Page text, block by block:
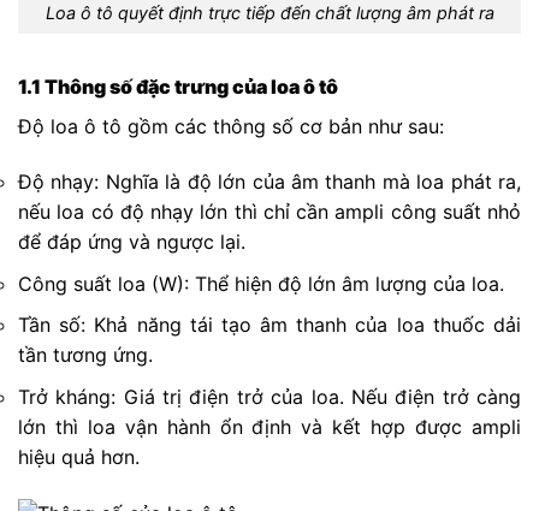
Loa ô tô quyết định trực tiếp đến chất lượng âm phát ra
1.1 Thông số đặc trưng của loa ô tô
Độ loa ô tô gồm các thông số cơ bản như sau:
Độ nhạy: Nghĩa là độ lớn của âm thanh mà loa phát ra,
nếu loa có độ nhạy lớn thì chỉ cần ampli công suất nhỏ
để đáp ứng và ngược lại.
Công suất loa (W): Thể hiện độ lớn âm lượng của loa.
Tần số: Khả năng tái tạo âm thanh của loa thuốc dải
tần tương ứng.
Trở kháng: Giá trị điện trở của loa. Nếu điện trở càng
lớn thì loa vận hành ổn định và kết hợp được ampli
hiệu quả hơn.